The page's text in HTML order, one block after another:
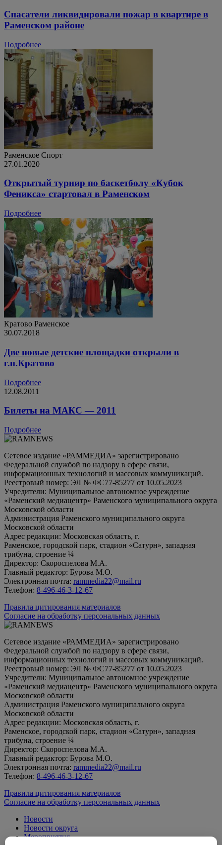
Спасатели ликвидировали пожар в квартире в
Раменском районе
Подробнее
Раменское Спорт
27.01.2020
Открытый турнир по баскетболу «Кубок
Феникса» стартовал в Раменском
Подробнее
Кратово Раменское
30.07.2018
Две новые детские площадки открыли в
г.п.Кратово
Подробнее
12.08.2011
Билеты на МАКС — 2011
Подробнее
Сетевое издание «РАММЕДИА» зарегистрировано
Федеральной службой по надзору в сфере связи,
информационных технологий и массовых коммуникаций.
Реестровый номер: ЭЛ № ФС77-85277 от 10.05.2023
Учредители: Муниципальное автономное учреждение
«Раменский медиацентр» Раменского муниципального округа
Московской области
Администрация Раменского муниципального округа
Московской области
Адрес редакции: Московская область, г.
Раменское, городской парк, стадион «Сатурн», западная
трибуна, строение ¼
Директор: Скороспелова М.А.
Главный редактор: Бурова М.О.
Электронная почта: rammedia22@mail.ru
Телефон: 8-496-46-3-12-67
Правила цитирования материалов
Согласие на обработку персональных данных
Сетевое издание «РАММЕДИА» зарегистрировано
Федеральной службой по надзору в сфере связи,
информационных технологий и массовых коммуникаций.
Реестровый номер: ЭЛ № ФС77-85277 от 10.05.2023
Учредители: Муниципальное автономное учреждение
«Раменский медиацентр» Раменского муниципального округа
Московской области
Администрация Раменского муниципального округа
Московской области
Адрес редакции: Московская область, г.
Раменское, городской парк, стадион «Сатурн», западная
трибуна, строение ¼
Директор: Скороспелова М.А.
Главный редактор: Бурова М.О.
Электронная почта: rammedia22@mail.ru
Телефон: 8-496-46-3-12-67
Правила цитирования материалов
Согласие на обработку персональных данных
Новости
Новости округа
Мероприятия